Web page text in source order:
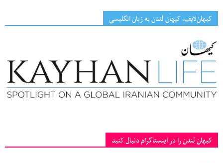
کیهان‌لایف، کیهان لندن به زبان انگلیسی
کیهان لندن را در اینستاگرام دنبال کنید